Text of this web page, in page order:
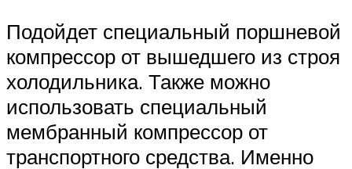
Подойдет специальный поршневой
компрессор от вышедшего из строя
холодильника. Также можно
использовать специальный
мембранный компрессор от
транспортного средства. Именно